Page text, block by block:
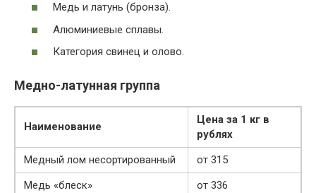
Медь и латунь (бронза).
Алюминиевые сплавы.
Категория свинец и олово.
Медно-латунная группа
Наименование
Цена за 1 кг в
рублях
Медный лом несортированный
от 315
Медь «блеск»
от 336